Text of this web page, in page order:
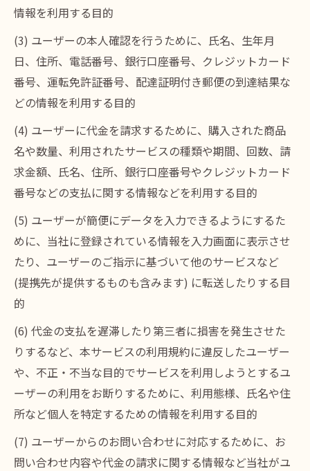
情報を利用する目的
(3) ユーザーの本人確認を行うために、氏名、生年月
日、住所、電話番号、銀行口座番号、クレジットカード
番号、運転免許証番号、配達証明付き郵便の到達結果な
どの情報を利用する目的
(4) ユーザーに代金を請求するために、購入された商品
名や数量、利用されたサービスの種類や期間、回数、請
求金額、氏名、住所、銀行口座番号やクレジットカード
番号などの支払に関する情報などを利用する目的
(5) ユーザーが簡便にデータを入力できるようにするた
めに、当社に登録されている情報を入力画面に表示させ
たり、ユーザーのご指示に基づいて他のサービスなど
(提携先が提供するものも含みます) に転送したりする目
的
(6) 代金の支払を遅滞したり第三者に損害を発生させた
りするなど、本サービスの利用規約に違反したユーザー
や、不正・不当な目的でサービスを利用しようとするユ
ーザーの利用をお断りするために、利用態様、氏名や住
所など個人を特定するための情報を利用する目的
(7) ユーザーからのお問い合わせに対応するために、お
問い合わせ内容や代金の請求に関する情報など当社がユ